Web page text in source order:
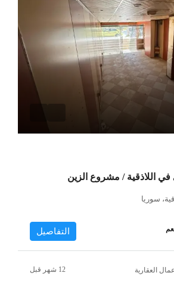
في اللاذقية / مشروع الزين
سوريا
التفاصيل
العقارية